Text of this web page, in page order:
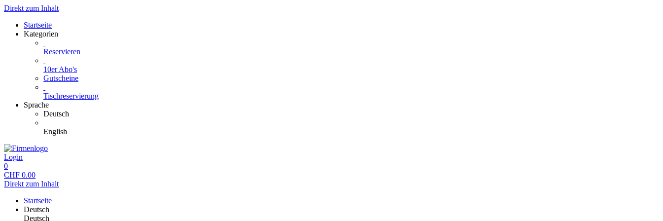
Direkt zum Inhalt
Startseite
Kategorien
Reservieren
10er Abo's
Gutscheine
Tischreservierung
Sprache
Deutsch
English
Login
0
CHF 0.00
Direkt zum Inhalt
Startseite
Deutsch
Deutsch